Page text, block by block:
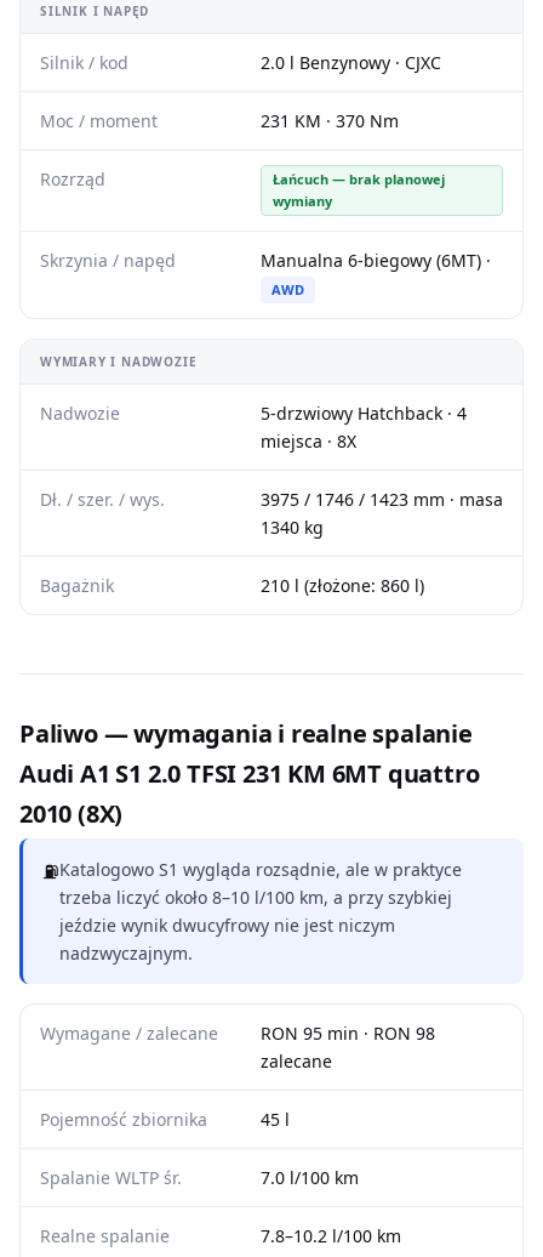
SILNIK I NAPĘD
Silnik / kod 2.0 l Benzynowy · CJXC
Moc / moment 231 KM · 370 Nm
Rozrząd
Łańcuch — brak planowej
wymiany
Skrzynia / napęd Manualna 6-biegowy (6MT) ·
AWD
WYMIARY I NADWOZIE
Nadwozie
5-drzwiowy Hatchback · 4
miejsca · 8X
Dł. / szer. / wys.
3975 / 1746 / 1423 mm · masa
1340 kg
Bagażnik 210 l (złożone: 860 l)
Paliwo — wymagania i realne spalanie
Audi A1 S1 2.0 TFSI 231 KM 6MT quattro
2010 (8X)
⛽Katalogowo S1 wygląda rozsądnie, ale w praktyce
trzeba liczyć około 8–10 l/100 km, a przy szybkiej
jeździe wynik dwucyfrowy nie jest niczym
nadzwyczajnym.
Wymagane / zalecane
RON 95 min · RON 98
zalecane
Pojemność zbiornika 45 l
Spalanie WLTP śr. 7.0 l/100 km
Realne spalanie 7.8–10.2 l/100 km